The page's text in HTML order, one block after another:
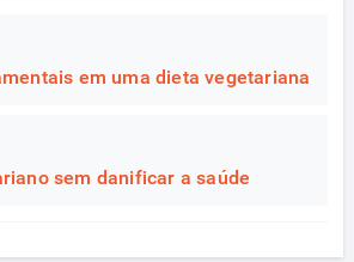
em uma dieta vegetariana
sem danificar a saúde